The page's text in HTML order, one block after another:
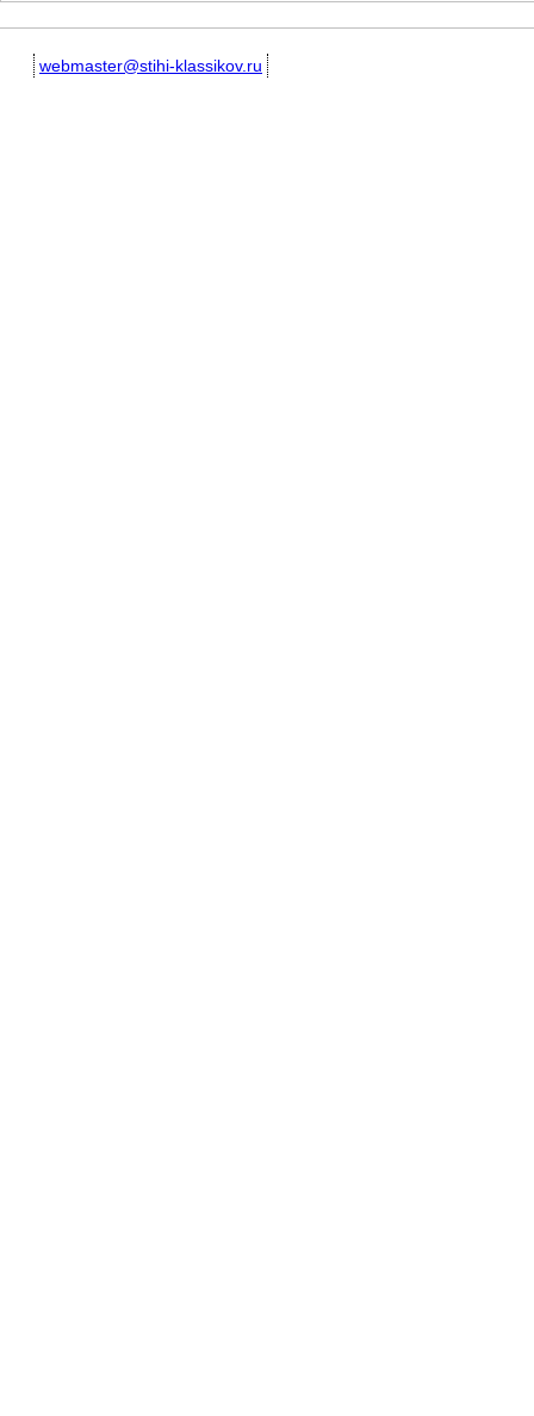
webmaster@stihi-klassikov.ru